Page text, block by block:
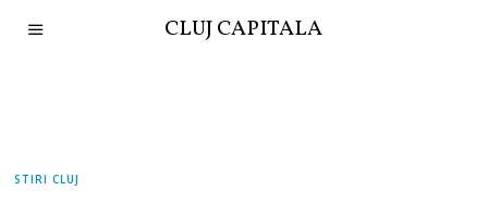
CLUJ CAPITALA
STIRI CLUJ